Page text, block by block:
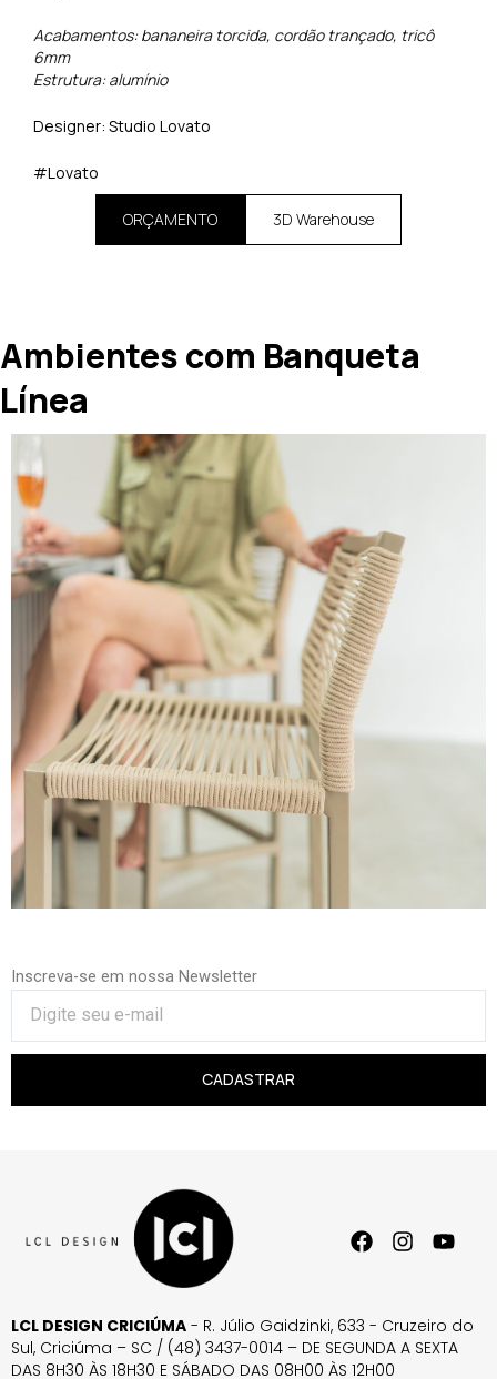
Acabamentos: bananeira torcida, cordão trançado, tricô
6mm
Estrutura: alumínio
Designer: Studio Lovato
#Lovato
ORÇAMENTO 3D Warehouse
Ambientes com Banqueta
Línea
Inscreva-se em nossa Newsletter
CADASTRAR
LCL DESIGN CRICIÚMA - R. Júlio Gaidzinki, 633 - Cruzeiro do
Sul, Criciúma – SC / (48) 3437-0014 – DE SEGUNDA A SEXTA
DAS 8H30 ÀS 18H30 E SÁBADO DAS 08H00 ÀS 12H00